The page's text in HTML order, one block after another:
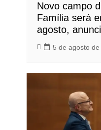
Novo campo
Família será
agosto,
5 de agosto de